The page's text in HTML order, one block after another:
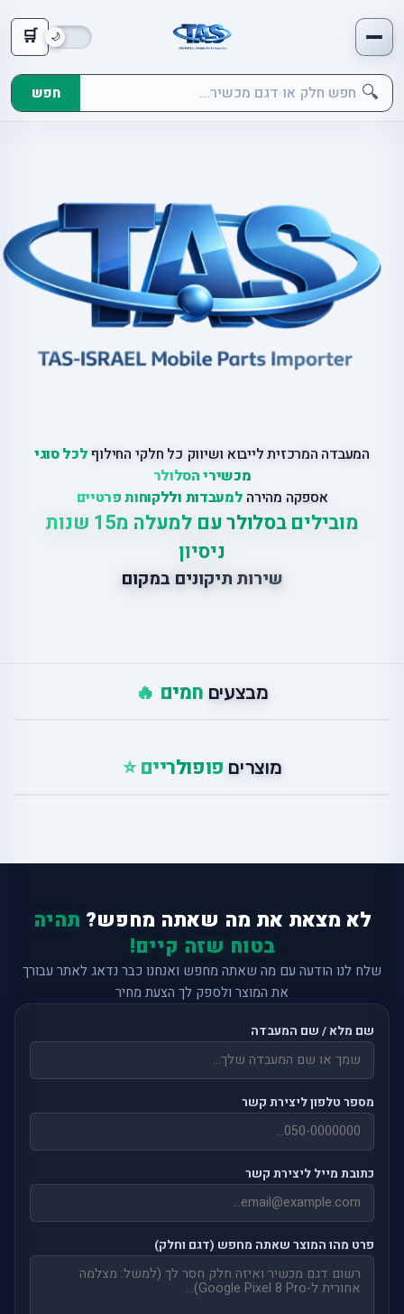
🛒
🔍 חפש
המעבדה המרכזית לייבוא ושיווק כל חלקי החילוףלכל סוגי
מכשירי הסלולר
אספקה מהירה למעבדות וללקוחות פרטיים
מובילים בסלולר עם למעלה מ15 שנות
ניסיון
שירות תיקונים במקום
מבצעים חמים 🔥
מוצרים פופולריים ⭐
לא מצאת את מה שאתה מחפש? תהיה
בטוח שזה קיים!
שלח לנו הודעה עם מה שאתה מחפש ואנחנו כבר נדאג לאתר עבורך
את המוצר ולספק לך הצעת מחיר
שם מלא / שם המעבדה
מספר טלפון ליצירת קשר
כתובת מייל ליצירת קשר
פרט מהו המוצר שאתה מחפש (דגם וחלק)